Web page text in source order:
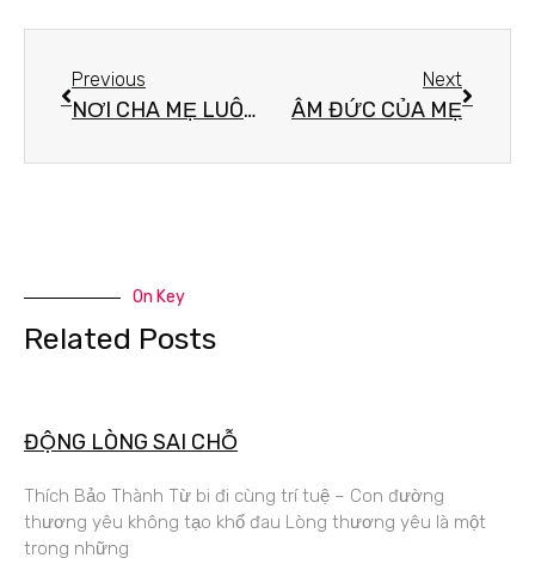
Previous
NƠI CHA MẸ LUÔN ĐỢI CON
Next
ÂM ĐỨC CỦA MẸ
On Key
Related Posts
ĐỘNG LÒNG SAI CHỖ
Thích Bảo Thành Từ bi đi cùng trí tuệ – Con đường
thương yêu không tạo khổ đau Lòng thương yêu là một
trong những